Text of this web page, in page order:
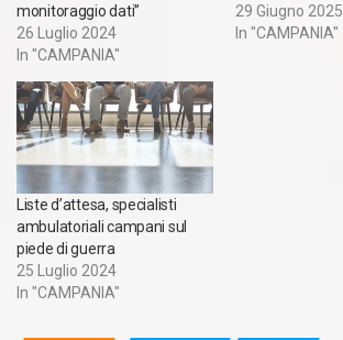
monitoraggio dati”
26 Luglio 2024
In "CAMPANIA"
29 Giugno 2025
In "CAMPANIA"
Liste d’attesa, specialisti
ambulatoriali campani sul
piede di guerra
25 Luglio 2024
In "CAMPANIA"